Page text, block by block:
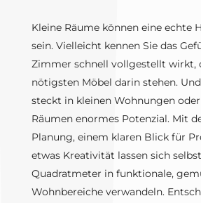
Kleine Räume können eine echte
sein. Vielleicht kennen Sie das
Zimmer schnell vollgestellt wirkt,
nötigsten Möbel darin stehen.
steckt in kleinen Wohnungen
Räumen enormes Potenzial. Mit
Planung, einem klaren Blick für
etwas Kreativität lassen sich
Quadratmeter in funktionale,
Wohnbereiche verwandeln.